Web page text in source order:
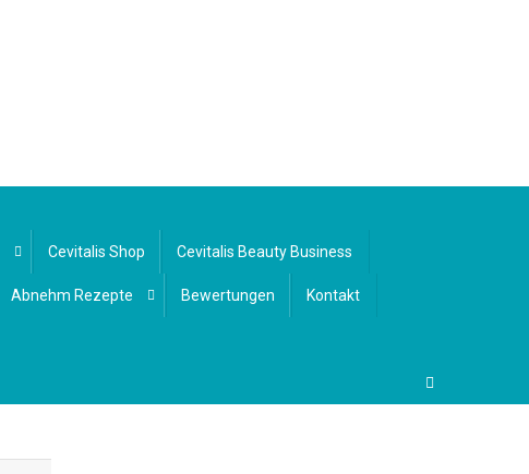
Cevitalis Shop Cevitalis Beauty Business
Abnehm Rezepte Bewertungen Kontakt